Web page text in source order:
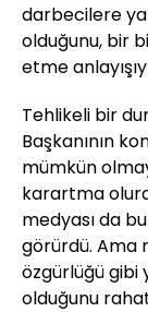
darbecilere
olduğunu, bir
etme
Tehlikeli bir
Başkanının
mümkün
karartma
medyası da
görürdü. Ama
özgürlüğü gibi
olduğunu